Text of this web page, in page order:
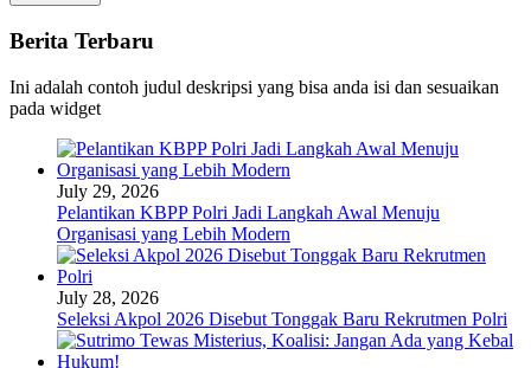
Berita Terbaru
Ini adalah contoh judul deskripsi yang bisa anda isi dan sesuaikan
pada widget
July 29, 2026
Pelantikan KBPP Polri Jadi Langkah Awal Menuju
Organisasi yang Lebih Modern
July 28, 2026
Seleksi Akpol 2026 Disebut Tonggak Baru Rekrutmen Polri